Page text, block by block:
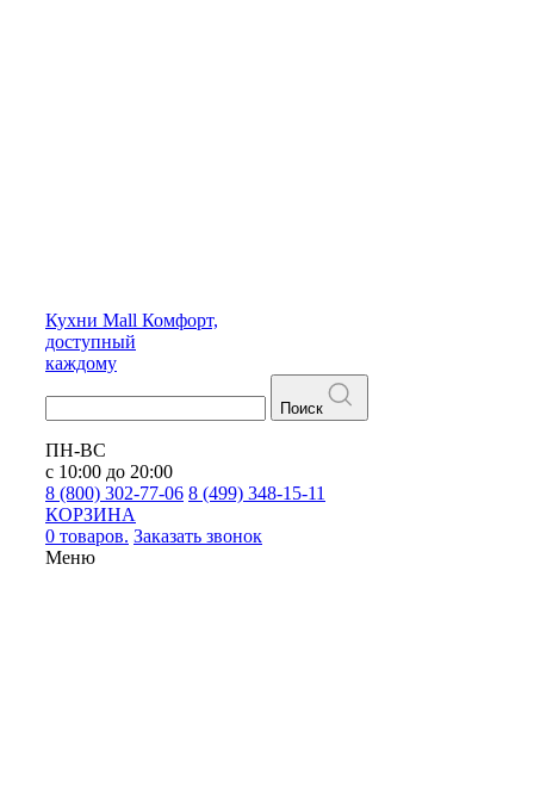
Кухни Mall Комфорт,
доступный
каждому
Поиск
ПН-ВС
с 10:00 до 20:00
8 (800) 302-77-06 8 (499) 348-15-11
КОРЗИНА
0 товаров. Заказать звонок
Меню